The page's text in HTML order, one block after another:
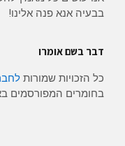
בבעיה אנא פנה אלינו!
דבר בשם אומרו
כל הזכויות שמורות
בחומרים המפורסמים